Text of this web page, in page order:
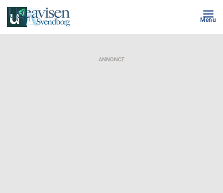
Menu
ANNONCE